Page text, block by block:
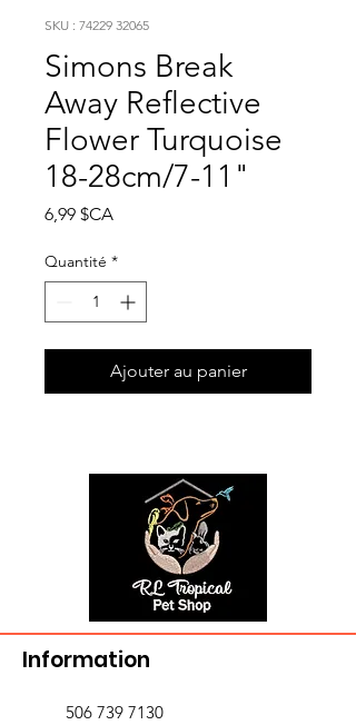
SKU : 74229 32065
Simons Break
Away Reflective
Flower Turquoise
18-28cm/7-11"
6,99 $CAPrix
Quantité *
Ajouter au panier
Information
506 739 7130